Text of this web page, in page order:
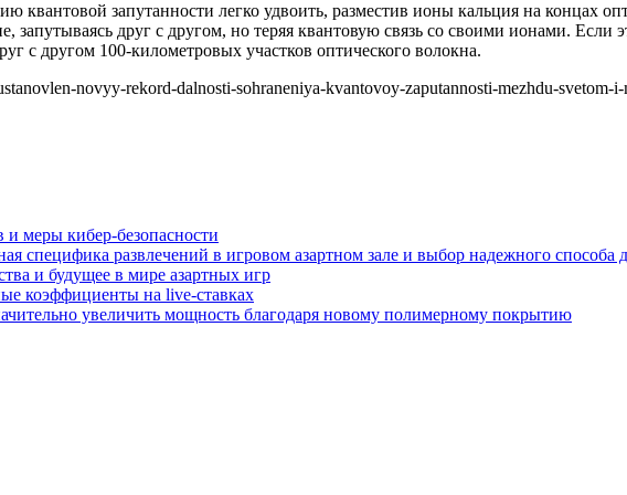
квантовой запутанности легко удвоить, разместив ионы кальция на концах
запутываясь друг с другом, но теряя квантовую связь со своими ионами.
с другом 100-километровых участков оптического волокна.
novyy-rekord-dalnosti-sohraneniya-kvantovoy-zaputannosti-mezhdu-svetom-i-
меры кибер-безопасности
специфика развлечений в игровом азартном зале и выбор надежного способа
и будущее в мире азартных игр
коэффициенты на live-ставках
увеличить мощность благодаря новому полимерному покрытию